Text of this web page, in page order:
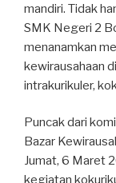
mandiri. Tidak
SMK Negeri 2
menanamkan
kewirausahaan
intrakurikuler,
Puncak dari
Bazar
Jumat, 6 Maret